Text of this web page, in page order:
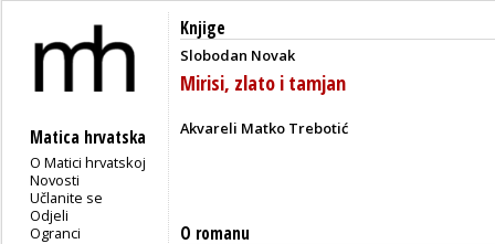
Matica hrvatska
O Matici hrvatskoj
Novosti
Učlanite se
Odjeli
Ogranci
Knjige
Slobodan Novak
Mirisi, zlato i tamjan
Akvareli Matko Trebotić
O romanu